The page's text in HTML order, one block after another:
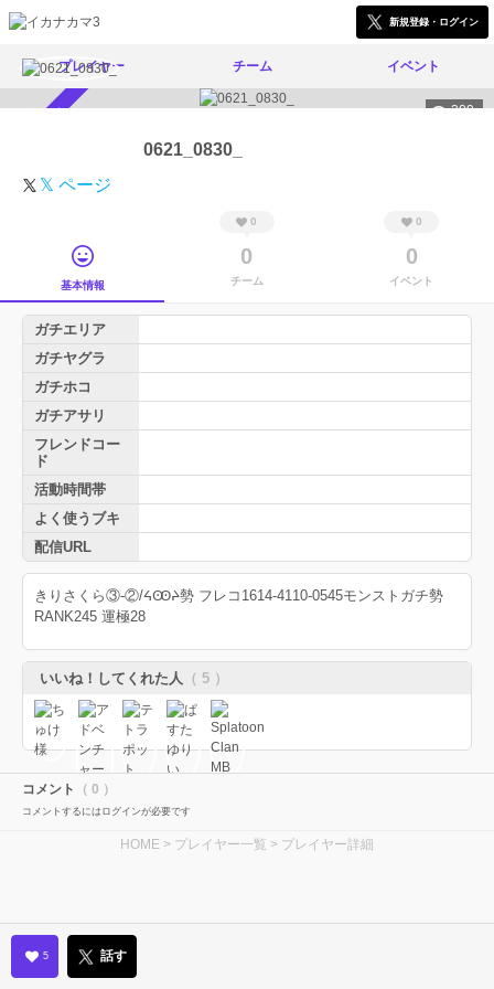
新規登録・ログイン
プレイヤー チーム イベント
309
0621_0830_
𝕏 ページ
基本情報
0
0
チーム
0
0
イベント
ガチエリア
ガチヤグラ
ガチホコ
ガチアサリ
フレンドコー
ド
活動時間帯
よく使うブキ
配信URL
きりさくら③-②/ᔦꙬᔨ勢 フレコ1614-4110-0545モンストガチ勢
RANK245 運極28
いいね！してくれた人 （ 5 ）
コメント （ 0 ）
コメントするにはログインが必要です
HOME > プレイヤー一覧 > プレイヤー詳細
5 話す